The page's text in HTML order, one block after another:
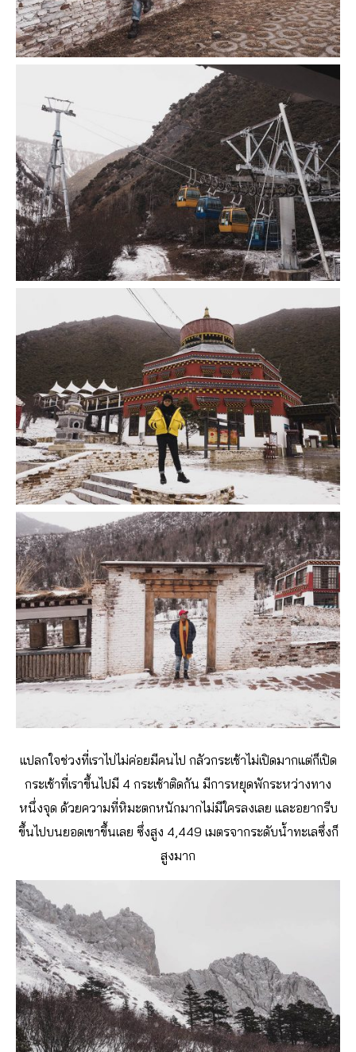
แปลกใจช่วงที่เราไปไม่ค่อยมีคนไป กลัวกระเช้าไม่เปิดมากแต่ก็เปิด
กระเช้าที่เราขึ้นไปมี 4 กระเช้าติดกัน มีการหยุดพักระหว่างทาง
หนึ่งจุด ด้วยความที่หิมะตกหนักมากไม่มีใครลงเลย และอยากรีบ
ขึ้นไปบนยอดเขาขึ้นเลย ซึ่งสูง 4,449 เมตรจากระดับน้ำทะเลซึ่งก็
สูงมาก